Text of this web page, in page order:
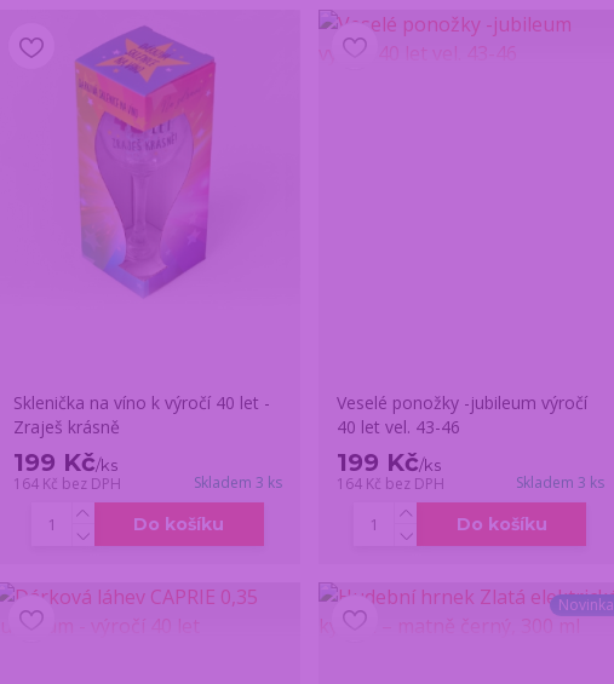
Sklenička na víno k výročí 40 let -
Zraješ krásně
199 Kč/ks
164 Kč bez DPH Skladem 3 ks
Do košíku
Veselé ponožky -jubileum výročí
40 let vel. 43-46
199 Kč/ks
164 Kč bez DPH Skladem 3 ks
Do košíku
Novinka